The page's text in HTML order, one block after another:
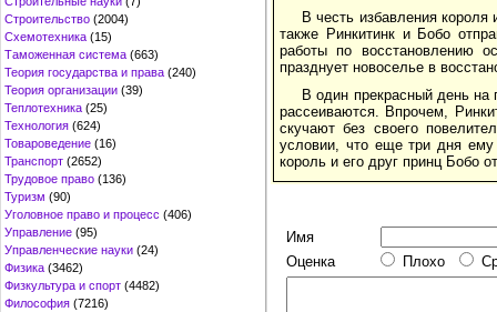
Строительство (2004)
Схемотехника (15)
Таможенная система (663)
Теория государства и права (240)
Теория организации (39)
Теплотехника (25)
Технология (624)
Товароведение (16)
Транспорт (2652)
Трудовое право (136)
Туризм (90)
Уголовное право и процесс (406)
Управление (95)
Управленческие науки (24)
Физика (3462)
Физкультура и спорт (4482)
Философия (7216)
В честь избавления
также Ринкитинк и Бобо
работы по восстановлению
празднует новоселье в
В один прекрасный день на
рассеиваются. Впрочем,
скучают без своего
условии, что еще три дня ему
король и его друг принц Бобо
Имя
Оценка
Плохо